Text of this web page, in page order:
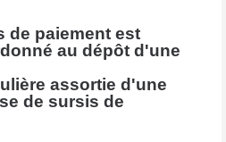
de paiement est
au dépôt d'une
assortie d'une
de sursis de